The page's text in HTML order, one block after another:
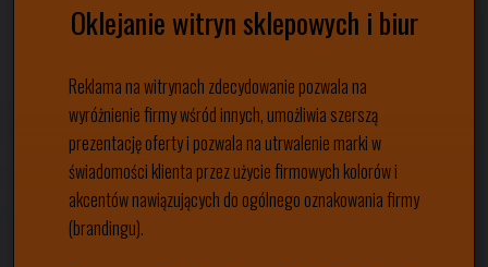
Oklejanie witryn sklepowych i biur
Reklama na witrynach zdecydowanie pozwala na
wyróżnienie firmy wśród innych, umożliwia szerszą
prezentację oferty i pozwala na utrwalenie marki w
świadomości klienta przez użycie firmowych kolorów i
akcentów nawiązujących do ogólnego oznakowania firmy
(brandingu).